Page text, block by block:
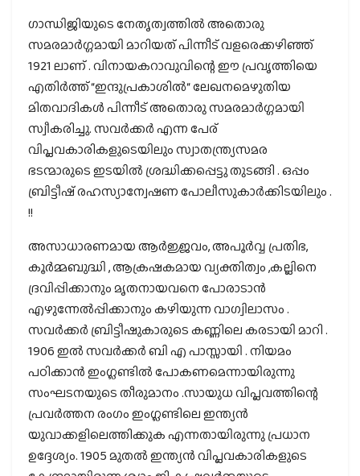
ഗാന്ധിജിയുടെ നേതൃത്വത്തില്‍ അതൊരു
സമരമാര്‍ഗ്ഗമായി മാറിയത് പിന്നീട് വളരെക്കഴിഞ്ഞ്
1921 ലാണ് . വിനായകറാവുവിന്റെ ഈ പ്രവൃത്തിയെ
എതിര്‍ത്ത് “ഇന്ദുപ്രകാശില്‍“ ലേഖനമെഴുതിയ
മിതവാദികൾ പിന്നീട് അതൊരു സമരമാർഗ്ഗമായി
സ്വീകരിച്ചു. സവര്‍ക്കര്‍ എന്ന പേര്
വിപ്ലവകാരികളുടെയിലും സ്വാതന്ത്ര്യസമര
ഭടന്മാരുടെ ഇടയിൽ ശ്രദ്ധിക്കപ്പെട്ടു തുടങ്ങി . ഒപ്പം
ബ്രിട്ടീഷ് രഹസ്യാന്വേഷണ പോലീസുകാര്‍ക്കിടയിലും .
!!
അസാധാരണമായ ആർജ്ജവം, അപൂർവ്വ പ്രതിഭ,
കൂർമ്മബുദ്ധി , ആക്രഷകമായ വ്യക്തിത്വം ,കല്ലിനെ
ദ്രവിപ്പിക്കാനും മൃതനായവനെ പോരാടാൻ
എഴുന്നേൽപ്പിക്കാനും കഴിയുന്ന വാഗ്വിലാസം .
സവർക്കർ ബ്രിട്ടീഷുകാരുടെ കണ്ണിലെ കരടായി മാറി .
1906 ഇല്‍ സവര്‍ക്കര്‍ ബി എ പാസ്സായി . നിയമം
പഠിക്കാന്‍ ഇംഗ്ലണ്ടില്‍ പോകണമെന്നായിരുന്നു
സംഘടനയുടെ തീരുമാനം .സായുധ വിപ്ലവത്തിന്റെ
പ്രവര്‍ത്തന രംഗം ഇംഗ്ലണ്ടിലെ ഇന്ത്യന്‍
യുവാക്കളിലെത്തിക്കുക എന്നതായിരുന്നു പ്രധാന
ഉദ്ദേശ്യം. 1905 മുതല്‍ ഇന്ത്യന്‍ വിപ്ലവകാരികളുടെ